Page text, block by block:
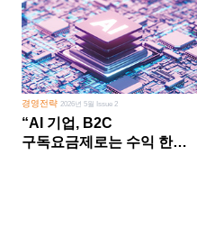
경영전략2026년 5월 Issue 2
“AI 기업, B2C
구독요금제로는 수익 한계